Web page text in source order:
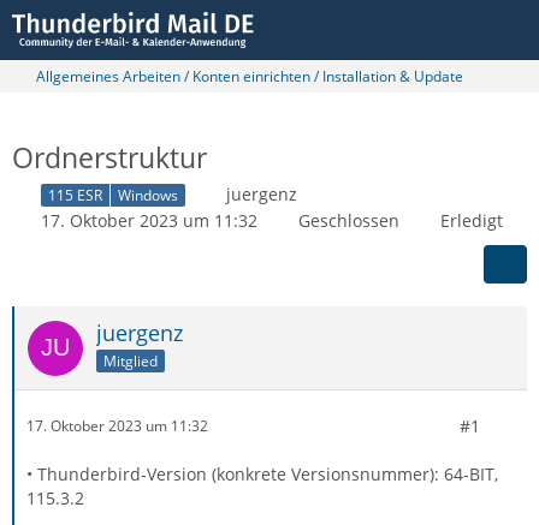
Allgemeines Arbeiten / Konten einrichten / Installation & Update
Ordnerstruktur
115 ESR Windows
juergenz
17. Oktober 2023 um 11:32
Geschlossen Erledigt
juergenz
Mitglied
17. Oktober 2023 um 11:32 #1
• Thunderbird-Version (konkrete Versionsnummer): 64-BIT,
115.3.2